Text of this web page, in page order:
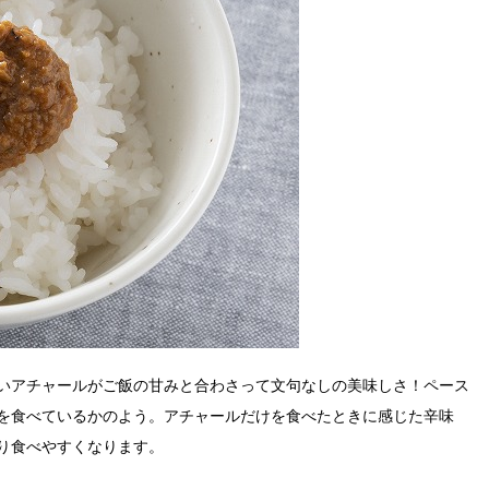
チャールがご飯の甘みと合わさって文句なしの美味しさ！ペース
べているかのよう。アチャールだけを食べたときに感じた辛味
べやすくなります。